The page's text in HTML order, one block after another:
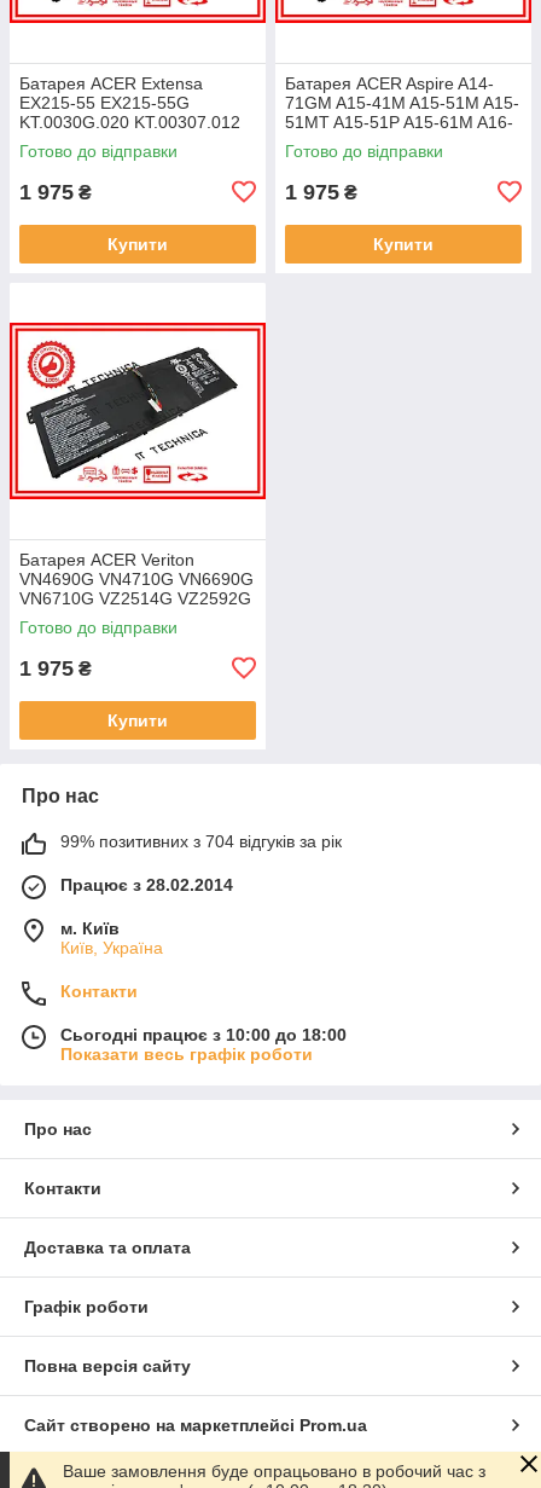
Батарея ACER Extensa
EX215-55 EX215-55G
KT.0030G.020 KT.00307.012
11.25V 4471mAh ОРИГІНАЛ
Готово до відправки
1 975 ₴
Купити
Батарея ACER Aspire A14-
71GM A15-41M A15-51M A15-
51MT A15-51P A15-61M A16-
51GM 11.25V 4471mAh
ОРИГІНАЛ
Готово до відправки
1 975 ₴
Купити
Батарея ACER Veriton
VN4690G VN4710G VN6690G
VN6710G VZ2514G VZ2592G
VZ2594G 11.25V 4471mAh
ОРИГІНАЛ
Готово до відправки
1 975 ₴
Купити
Про нас
99% позитивних з 704 відгуків за рік
Працює з 28.02.2014
м. Київ
Київ, Україна
Контакти
Сьогодні працює з 10:00 до 18:00
Показати весь графік роботи
Про нас
Контакти
Доставка та оплата
Графік роботи
Повна версія сайту
Сайт створено на маркетплейсі Prom.ua
Ваше замовлення буде опрацьовано в робочий час з